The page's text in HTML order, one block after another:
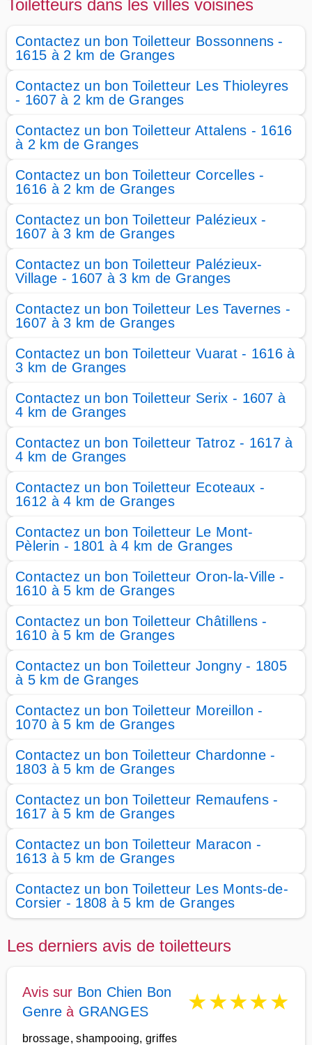
Toiletteurs dans les villes voisines
Contactez un bon Toiletteur Bossonnens -
1615 à 2 km de Granges
Contactez un bon Toiletteur Les Thioleyres
- 1607 à 2 km de Granges
Contactez un bon Toiletteur Attalens - 1616
à 2 km de Granges
Contactez un bon Toiletteur Corcelles -
1616 à 2 km de Granges
Contactez un bon Toiletteur Palézieux -
1607 à 3 km de Granges
Contactez un bon Toiletteur Palézieux-
Village - 1607 à 3 km de Granges
Contactez un bon Toiletteur Les Tavernes -
1607 à 3 km de Granges
Contactez un bon Toiletteur Vuarat - 1616 à
3 km de Granges
Contactez un bon Toiletteur Serix - 1607 à
4 km de Granges
Contactez un bon Toiletteur Tatroz - 1617 à
4 km de Granges
Contactez un bon Toiletteur Ecoteaux -
1612 à 4 km de Granges
Contactez un bon Toiletteur Le Mont-
Pèlerin - 1801 à 4 km de Granges
Contactez un bon Toiletteur Oron-la-Ville -
1610 à 5 km de Granges
Contactez un bon Toiletteur Châtillens -
1610 à 5 km de Granges
Contactez un bon Toiletteur Jongny - 1805
à 5 km de Granges
Contactez un bon Toiletteur Moreillon -
1070 à 5 km de Granges
Contactez un bon Toiletteur Chardonne -
1803 à 5 km de Granges
Contactez un bon Toiletteur Remaufens -
1617 à 5 km de Granges
Contactez un bon Toiletteur Maracon -
1613 à 5 km de Granges
Contactez un bon Toiletteur Les Monts-de-
Corsier - 1808 à 5 km de Granges
Les derniers avis de toiletteurs
Avis sur Bon Chien Bon
Genre à GRANGES ★★★★★
brossage, shampooing, griffes